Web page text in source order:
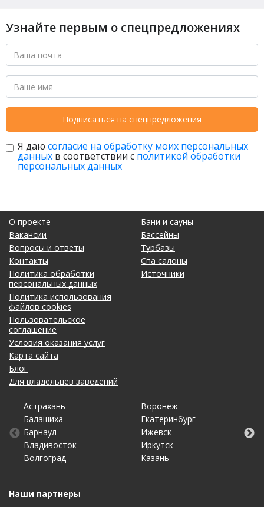
Узнайте первым о спецпредложениях
Подписаться на спецпредложения
Я даю согласие на обработку моих персональных
данных в соответствии с политикой обработки
персональных данных
О проекте
Вакансии
Вопросы и ответы
Контакты
Политика обработки
персональных данных
Политика использования
файлов cookies
Пользовательское
соглашение
Условия оказания услуг
Карта сайта
Блог
Для владельцев заведений
Бани и сауны
Бассейны
Турбазы
Спа салоны
Источники
Астрахань
Балашиха
Барнаул
Владивосток
Волгоград
Воронеж
Екатеринбург
Ижевск
Иркутск
Казань
Калининград
Кемерово
Киров
Краснодар
Красноярск
Липецк
Махачкала
Москва
Набережные Челны
Нижний Новгород
Новосибирск
Омск
Оренбург
Пенза
Пермь
Ростов-на-Дону
Рязань
Самара
Санкт-Петербург
Саратов
Ставрополь
Тольятти
Томск
Тула
Тюмень
Ульяновск
Уфа
Хабаровск
Чебоксары
Челябинск
Ярославль
Наши партнеры